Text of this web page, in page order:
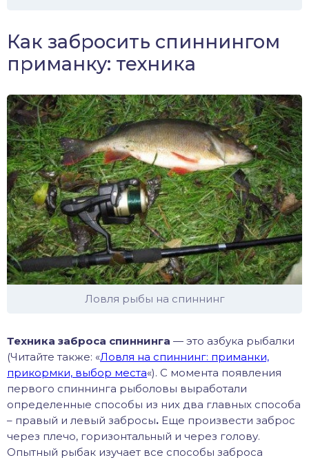
Как забросить спиннингом
приманку: техника
Ловля рыбы на спиннинг
Техника заброса спиннинга — это азбука рыбалки
(Читайте также: «Ловля на спиннинг: приманки,
прикормки, выбор места«). С момента появления
первого спиннинга рыболовы выработали
определенные способы из них два главных способа
– правый и левый забросы. Еще произвести заброс
через плечо, горизонтальный и через голову.
Опытный рыбак изучает все способы заброса